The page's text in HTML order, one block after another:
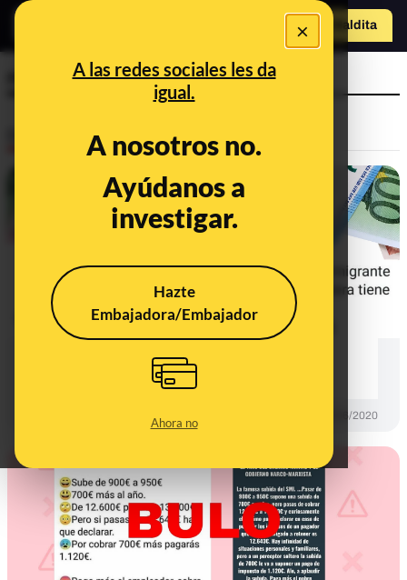
×
A las redes sociales les da
igual.
A nosotros no.
Ayúdanos a
investigar.
Hazte
Embajadora/Embajador
Ahora no
Hazte Maldito
renta mínima
Inmigración e Ingreso Mínimo Vital:
06/06/2020